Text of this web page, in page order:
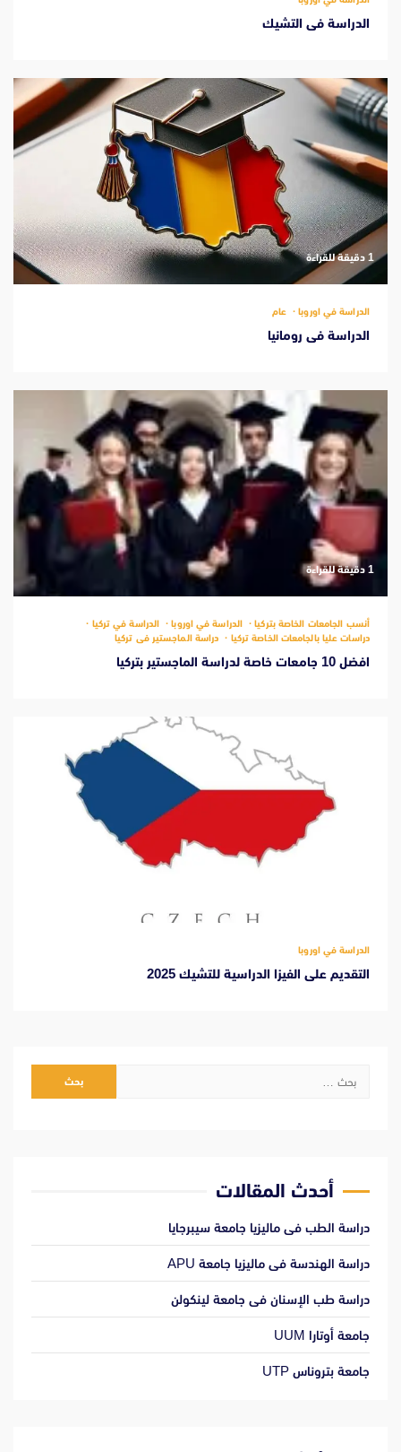
الدراسة فى التشيك
‫1 دقيقة للقراءة
الدراسة في اوروبا عام
الدراسة فى رومانيا
‫1 دقيقة للقراءة
أنسب الجامعات الخاصة بتركيا الدراسة في اوروبا
الدراسة في تركيا
دراسات عليا بالجامعات الخاصة تركيا
دراسة الماجستير فى تركيا
افضل 10 جامعات خاصة لدراسة الماجستير بتركيا
الدراسة في اوروبا
التقديم على الفيزا الدراسية للتشيك 2025
البحث
أحدث المقالات
دراسة الطب فى ماليزيا جامعة سيبرجايا
دراسة الهندسة فى ماليزيا جامعة APU
دراسة طب الإسنان فى جامعة لينكولن
جامعة أوتارا UUM
جامعة بتروناس UTP